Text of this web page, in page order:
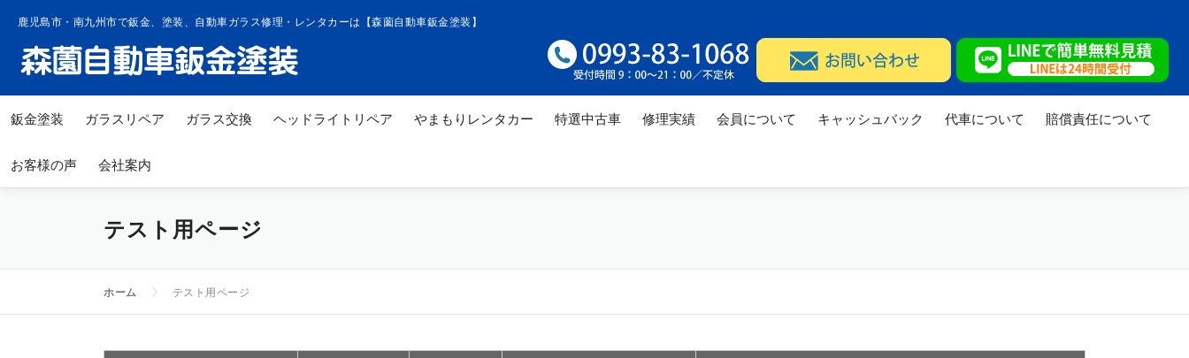
へ
キ
鹿児島市・南九州市で鈑金、塗装、自動車ガラス修理・レンタカーは【森薗自動車鈑金塗装】
鈑金塗装 ガラスリペア ガラス交換 ヘッドライトリペア やまもりレンタカー 特選中古車 修理実績 会員について キャッシュバック 代車について 賠償責任について
お客様の声 会社案内
テスト用ページ
ホーム テスト用ページ